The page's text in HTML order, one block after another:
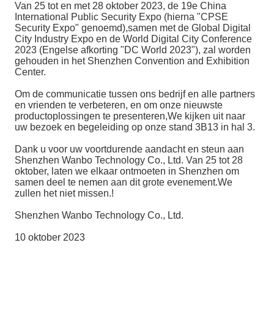
Van 25 tot en met 28 oktober 2023, de 19e China
International Public Security Expo (hierna "CPSE
Security Expo" genoemd),samen met de Global Digital
City Industry Expo en de World Digital City Conference
2023 (Engelse afkorting "DC World 2023"), zal worden
gehouden in het Shenzhen Convention and Exhibition
Center.
Om de communicatie tussen ons bedrijf en alle partners
en vrienden te verbeteren, en om onze nieuwste
productoplossingen te presenteren,We kijken uit naar
uw bezoek en begeleiding op onze stand 3B13 in hal 3.
Dank u voor uw voortdurende aandacht en steun aan
Shenzhen Wanbo Technology Co., Ltd. Van 25 tot 28
oktober, laten we elkaar ontmoeten in Shenzhen om
samen deel te nemen aan dit grote evenement.We
zullen het niet missen.!
Shenzhen Wanbo Technology Co., Ltd.
10 oktober 2023